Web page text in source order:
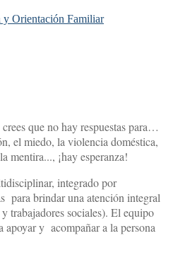
y Orientación Familiar
que no hay respuestas para…
el miedo, la violencia doméstica,
mentira..., ¡hay esperanza!
integrado por
para brindar una atención integral
trabajadores sociales). El equipo
apoyar y acompañar a la persona